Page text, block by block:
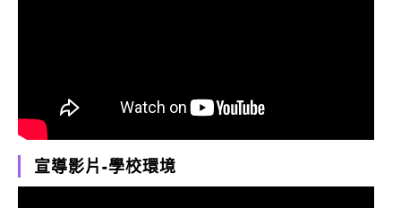
宣導影片-學校環境